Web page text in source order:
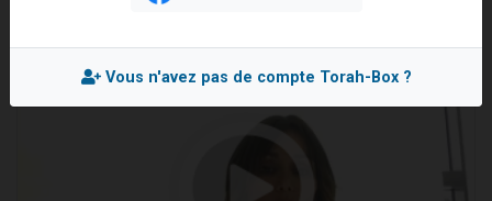
3 personnes viennent de nous rejoindre sur WhatsApp
Il reste 49 places pour étudier en groupe sur Zoom
Vous n'avez pas de compte Torah-Box ?